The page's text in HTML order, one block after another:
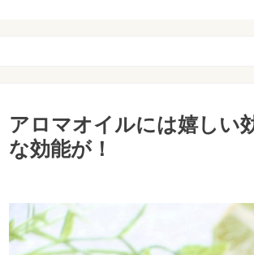
アロマオイルには嬉しい
な効能が！